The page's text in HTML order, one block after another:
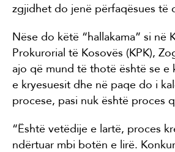
zgjidhet do jenë përfaqësues të
Nëse do këtë “hallakama” si në
Prokurorial të Kosovës (KPK),
ajo që mund të thotë është se e
e kryesuesit dhe në paqe do i
procese, pasi nuk është proces
“Është vetëdije e lartë, proces
ndërtuar mbi botën e lirë.